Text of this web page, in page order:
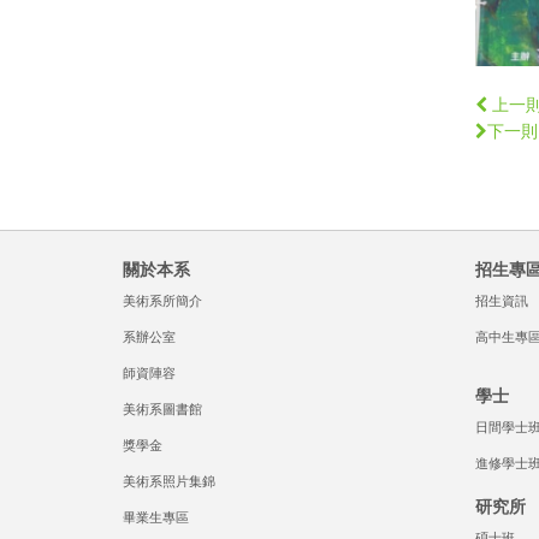
上一
下一
關於本系
美術系所簡介
系辦公室
師資陣容
美術系圖書館
獎學金
美術系照片集錦
畢業生專區
招生專
招生資訊
高中生專
學士
日間學士
進修學士
研究所